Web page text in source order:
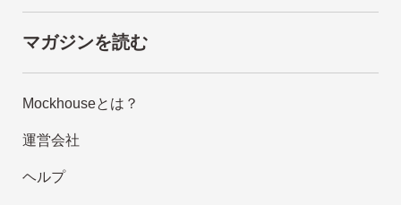
マガジンを読む
Mockhouseとは？
運営会社
ヘルプ